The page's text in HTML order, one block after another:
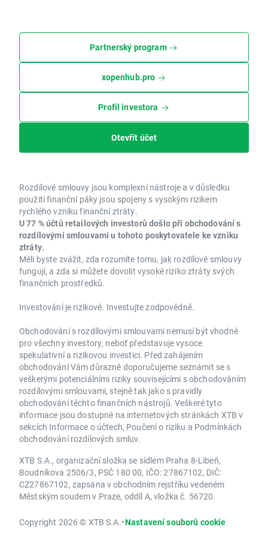
Partnerský program
xopenhub.pro
Profil investora
Otevřít účet
Rozdílové smlouvy jsou komplexní nástroje a v důsledku
použití finanční páky jsou spojeny s vysokým rizikem
rychlého vzniku finanční ztráty.
U 77 % účtů retailových investorů došlo při obchodování s
rozdílovými smlouvami u tohoto poskytovatele ke vzniku
ztráty.
Měli byste zvážit, zda rozumíte tomu, jak rozdílové smlouvy
fungují, a zda si můžete dovolit vysoké riziko ztráty svých
finančních prostředků.
Investování je rizikové. Investujte zodpovědně.
Obchodování s rozdílovými smlouvami nemusí být vhodné
pro všechny investory, neboť představuje vysoce
spekulativní a rizikovou investici. Před zahájením
obchodování Vám důrazně doporučujeme seznámit se s
veškerými potenciálními riziky souvisejícími s obchodováním
rozdílovými smlouvami, stejně tak jako s pravidly
obchodování těchto finančních nástrojů. Veškeré tyto
informace jsou dostupné na internetových stránkách XTB v
sekcích Informace o účtech, Poučení o riziku a Podmínkách
obchodování rozdílových smluv.
XTB S.A., organizační složka se sídlem Praha 8-Libeň,
Boudníkova 2506/3, PSČ 180 00, IČO: 27867102, DIČ:
CZ27867102, zapsána v obchodním rejstříku vedeném
Městským soudem v Praze, oddíl A, vložka č. 56720.
Copyright 2026 © XTB S.A.•Nastavení souborů cookie